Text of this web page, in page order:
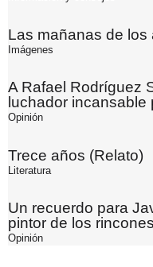
Las mañanas de
Imágenes
A Rafael Rodríguez
luchador
Opinión
Trece años (Relato)
Literatura
Un recuerdo para
pintor de los
Opinión